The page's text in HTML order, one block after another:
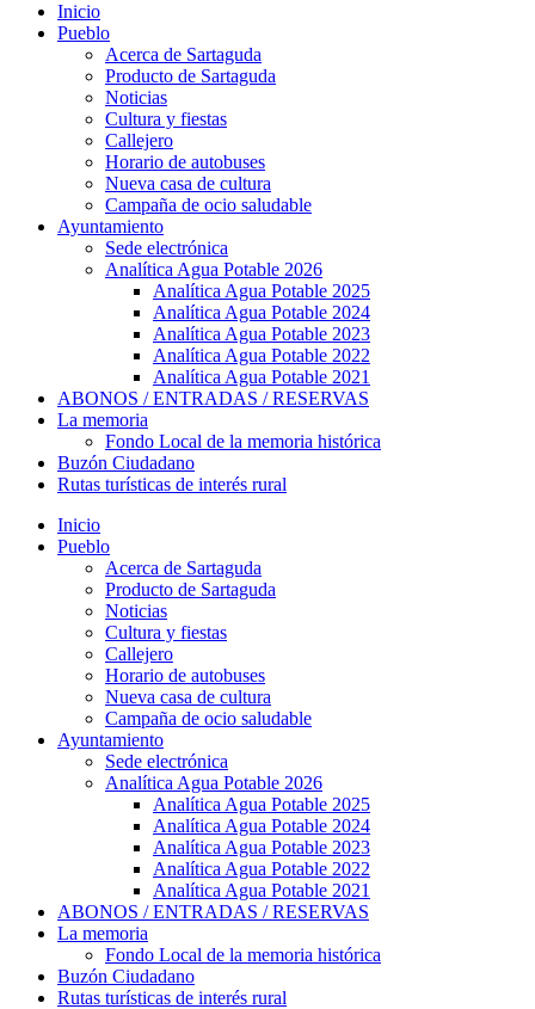
Inicio
Pueblo
Acerca de Sartaguda
Producto de Sartaguda
Noticias
Cultura y fiestas
Callejero
Horario de autobuses
Nueva casa de cultura
Campaña de ocio saludable
Ayuntamiento
Sede electrónica
Analítica Agua Potable 2026
Analítica Agua Potable 2025
Analítica Agua Potable 2024
Analítica Agua Potable 2023
Analítica Agua Potable 2022
Analítica Agua Potable 2021
ABONOS / ENTRADAS / RESERVAS
La memoria
Fondo Local de la memoria histórica
Buzón Ciudadano
Rutas turísticas de interés rural
Inicio
Pueblo
Acerca de Sartaguda
Producto de Sartaguda
Noticias
Cultura y fiestas
Callejero
Horario de autobuses
Nueva casa de cultura
Campaña de ocio saludable
Ayuntamiento
Sede electrónica
Analítica Agua Potable 2026
Analítica Agua Potable 2025
Analítica Agua Potable 2024
Analítica Agua Potable 2023
Analítica Agua Potable 2022
Analítica Agua Potable 2021
ABONOS / ENTRADAS / RESERVAS
La memoria
Fondo Local de la memoria histórica
Buzón Ciudadano
Rutas turísticas de interés rural